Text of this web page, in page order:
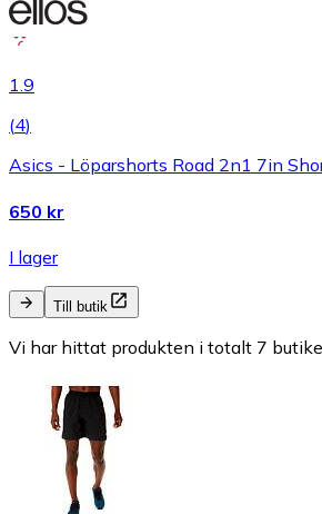
1.9
(4)
Asics - Löparshorts Road 2n1 7in
650 kr
I lager
Till butik
Vi har hittat produkten i totalt 7